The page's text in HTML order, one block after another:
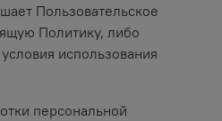
Пользовательское
Политику, либо
использования
персональной